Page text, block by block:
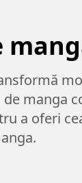
manga
a oferi